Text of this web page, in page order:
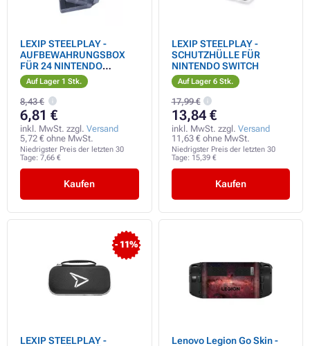
LEXIP STEELPLAY -
AUFBEWAHRUNGSBOX
FÜR 24 NINTENDO
SWITCH SPIELE
Auf Lager 1 Stk.
8,43 €
6,81 €
inkl. MwSt. zzgl. Versand
5,72 € ohne MwSt.
Niedrigster Preis der letzten 30
Tage: 7,66 €
Kaufen
LEXIP STEELPLAY -
SCHUTZHÜLLE FÜR
NINTENDO SWITCH
Auf Lager 6 Stk.
17,99 €
13,84 €
inkl. MwSt. zzgl. Versand
11,63 € ohne MwSt.
Niedrigster Preis der letzten 30
Tage: 15,39 €
Kaufen
- 11%
LEXIP STEELPLAY -
Lenovo Legion Go Skin -